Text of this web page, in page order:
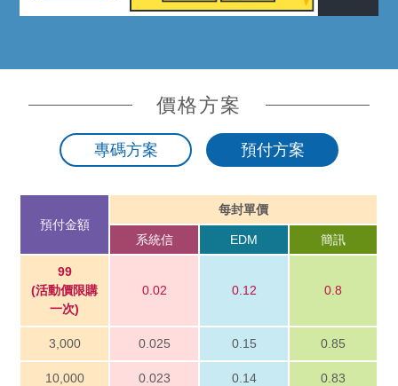
價格方案
專碼方案 預付方案
預付金額
每封單價
系統信 EDM 簡訊
99
(活動價限購
一次)
0.02 0.12 0.8
3,000 0.025 0.15 0.85
10,000 0.023 0.14 0.83